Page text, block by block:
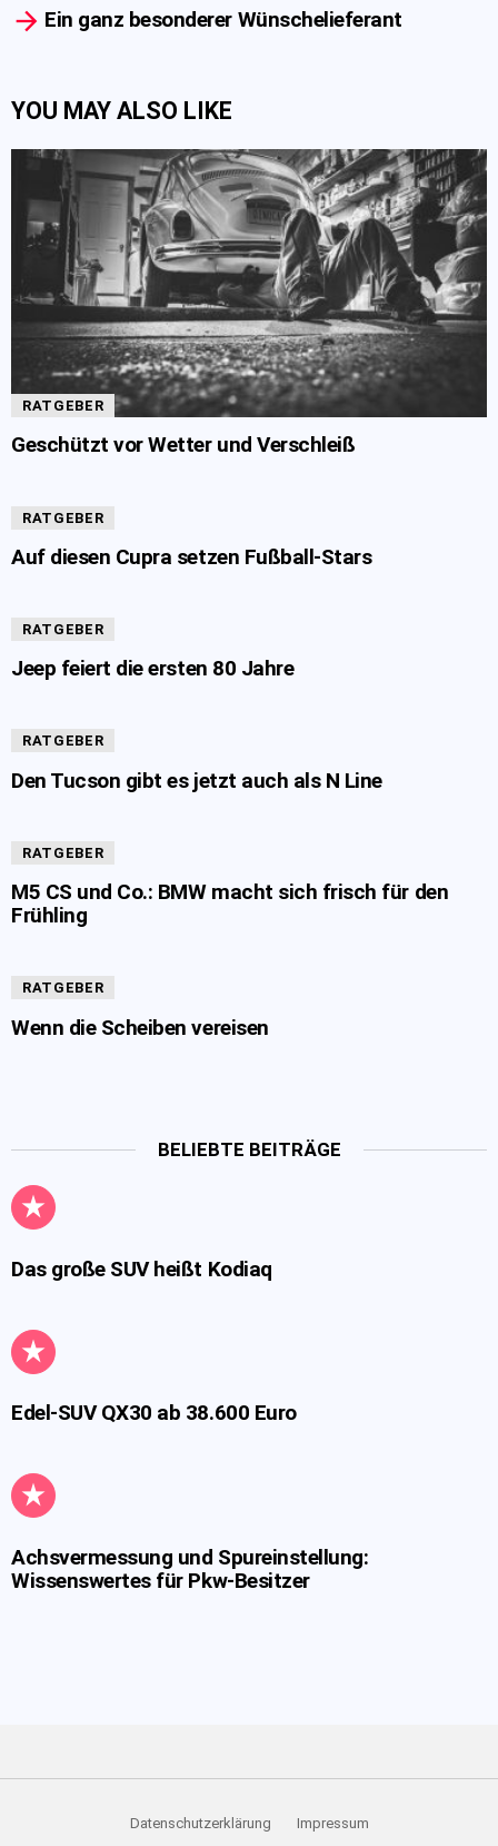
Ein ganz besonderer Wünschelieferant
YOU MAY ALSO LIKE
RATGEBER
Geschützt vor Wetter und Verschleiß
RATGEBER
Auf diesen Cupra setzen Fußball-Stars
RATGEBER
Jeep feiert die ersten 80 Jahre
RATGEBER
Den Tucson gibt es jetzt auch als N Line
RATGEBER
M5 CS und Co.: BMW macht sich frisch für den
Frühling
RATGEBER
Wenn die Scheiben vereisen
BELIEBTE BEITRÄGE
Das große SUV heißt Kodiaq
Edel-SUV QX30 ab 38.600 Euro
Achsvermessung und Spureinstellung:
Wissenswertes für Pkw-Besitzer
Datenschutzerklärung Impressum